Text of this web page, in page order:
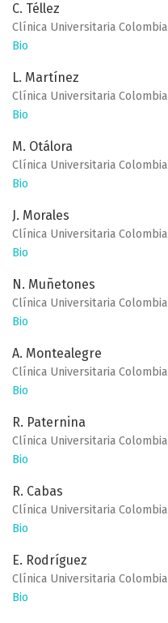
C. Téllez
Clínica Universitaria Colombia
Bio
L. Martínez
Clínica Universitaria Colombia
Bio
M. Otálora
Clínica Universitaria Colombia
Bio
J. Morales
Clínica Universitaria Colombia
Bio
N. Muñetones
Clínica Universitaria Colombia
Bio
A. Montealegre
Clínica Universitaria Colombia
Bio
R. Paternina
Clínica Universitaria Colombia
Bio
R. Cabas
Clínica Universitaria Colombia
Bio
E. Rodríguez
Clínica Universitaria Colombia
Bio